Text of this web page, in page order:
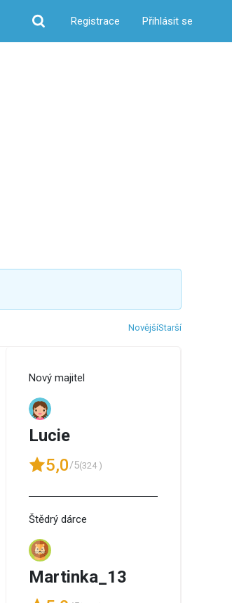
Hledat
Registrace Přihlásit se
NovějšíStarší
Nový majitel
Lucie
5,0/5(324 )
Štědrý dárce
Martinka_13